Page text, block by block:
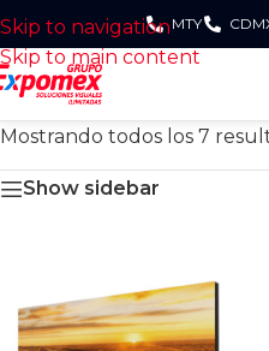
Skip to navigation
Skip to main content
MTY
Mostrando todos los 7
Show sidebar